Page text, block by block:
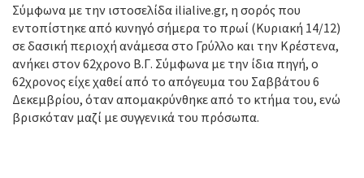
Σύμφωνα με την ιστοσελίδα ilialive.gr, η σορός που
εντοπίστηκε από κυνηγό σήμερα το πρωί (Κυριακή 14/12)
σε δασική περιοχή ανάμεσα στο Γρύλλο και την Κρέστενα,
ανήκει στον 62χρονο Β.Γ. Σύμφωνα με την ίδια πηγή, ο
62χρονος είχε χαθεί από το απόγευμα του Σαββάτου 6
Δεκεμβρίου, όταν απομακρύνθηκε από το κτήμα του, ενώ
βρισκόταν μαζί με συγγενικά του πρόσωπα.